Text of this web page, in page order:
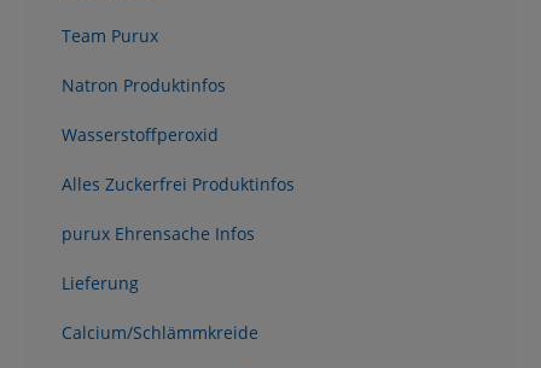
Team Purux
Natron Produktinfos
Wasserstoffperoxid
Alles Zuckerfrei Produktinfos
purux Ehrensache Infos
Lieferung
Calcium/Schlämmkreide